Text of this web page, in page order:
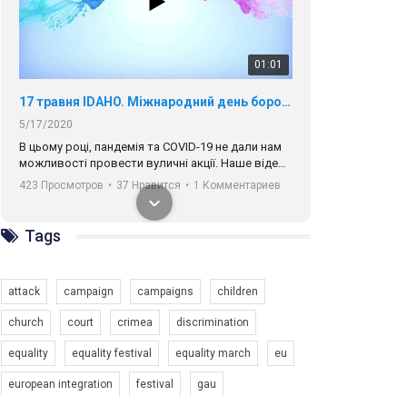
01:01
17 травня IDAHO. Міжнародний день боротьби з гомофобією трансфобією і біфобія.
5/17/2020
В цьому році, пандемія та COVІD-19 не дали нам
можливості провести вуличні акції. Наше відео-
звернення про те, що навіть коли ми у різних
містах та не можемо зустрінеться, ми разом. Ми
закликаємо всіх хто поділяє цінності рівності та
солідарності, приєднатися до нас. Регіональні
підрозділи ГАУ є в 16 областях України.
423 Просмотров • 37 Нравится • 1 Комментариев
Tags
attack campaign campaigns children
church court crimea discrimination
equality equality festival equality march eu
european integration festival gau